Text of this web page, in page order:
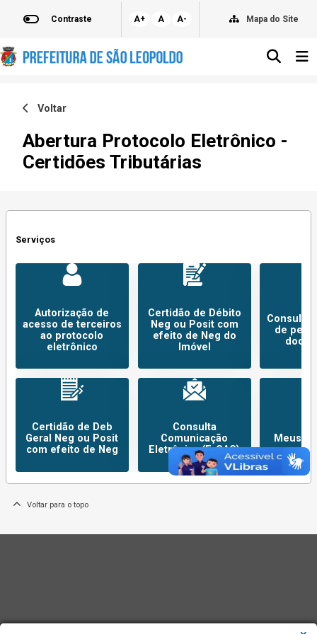
Contraste A+ A A- Mapa do Site
Voltar
Abertura Protocolo Eletrônico -
Certidões Tributárias
Serviços
Autorização de
acesso de terceiros
ao protocolo
eletrônico
Certidão de Deb
Geral Neg ou Posit
com efeito de Neg
Certidão de Débito
Neg ou Posit com
efeito de Neg do
Imóvel
Consulta
Comunicação
Eletrônica (E-CAC)
Consulta
de
Meus
Voltar para o topo